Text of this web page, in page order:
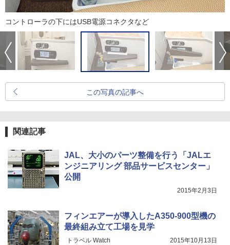
コントローラの下にはUSB電源コネクタなど
この写真の記事へ
関連記事
JAL、大小のパーツ整備を行う「JALエ
ンジニアリング 部品サービスセンター」
公開
2015年2月3日
フィンエアーが導入したA350-900型機の
最終組み立て工場を見学
トラベル Watch 2015年10月13日